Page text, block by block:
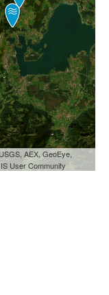
AEX, GeoEye,
User Community